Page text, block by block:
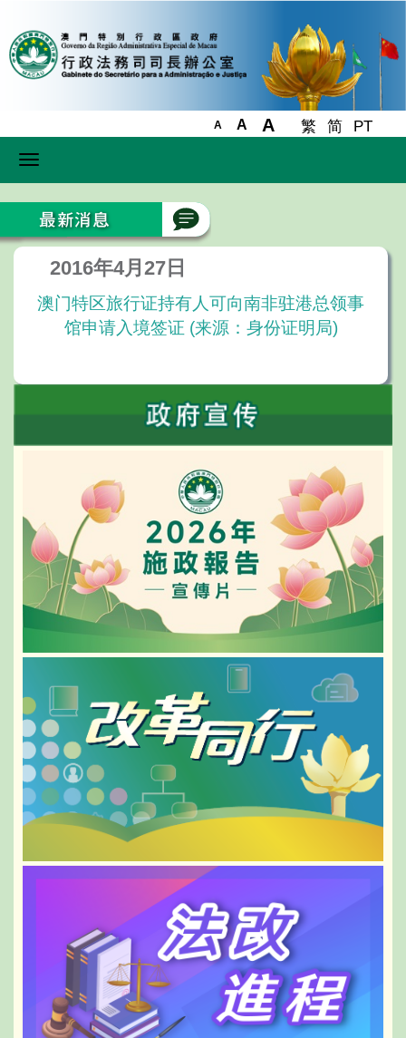
A A A 繁 简 PT
Toggle
2016年4月27日
澳门特区旅行证持有人可向南非驻港总领事
馆申请入境签证 (来源：身份证明局)